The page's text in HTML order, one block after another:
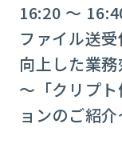
16:20 ～
ファイル送
向上した業務
～「クリプ
ョンのご紹介